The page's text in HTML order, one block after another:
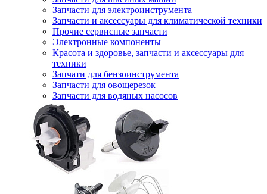
Запчасти для электроинструмента
Запчасти и аксессуары для климатической техники
Прочие сервисные запчасти
Электронные компоненты
Красота и здоровье, запчасти и аксессуары для
техники
Запчати для бензоинструмента
Запчасти для овощерезок
Запчасти для водяных насосов